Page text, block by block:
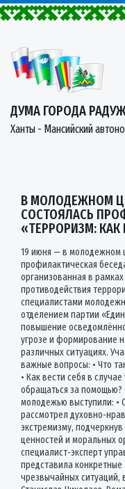
ДУМА ГОРОДА
Ханты - Мансийский
В МОЛОДЕЖНОМ
СОСТОЯЛАСЬ
«ТЕРРОРИЗМ:
19 июня — в молодежном
профилактическая
организованная в
противодействия
специалистами
отделением партии
повышение
угрозе и формирование
различных ситуациях.
важные вопросы: • Что
• Как вести себя в
обращаться за
молодежью выступили: •
рассмотрел духовно-
экстремизму,
ценностей и моральных
специалист-эксперт
представила конкретные
чрезвычайных ситуаций,